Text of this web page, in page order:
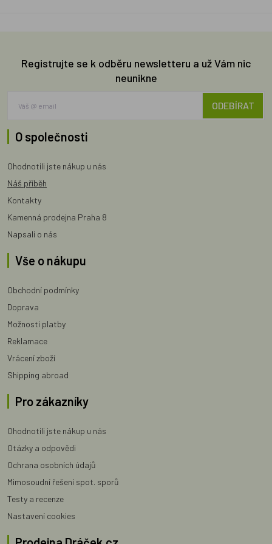
Registrujte se k odběru newsletteru a už Vám nic
neunikne
ODEBÍRAT
O společnosti
Ohodnotili jste nákup u nás
Náš příběh
Kontakty
Kamenná prodejna Praha 8
Napsali o nás
Vše o nákupu
Obchodní podmínky
Doprava
Možnosti platby
Reklamace
Vrácení zboží
Shipping abroad
Pro zákazníky
Ohodnotili jste nákup u nás
Otázky a odpovědi
Ochrana osobních údajů
Mimosoudní řešení spot. sporů
Testy a recenze
Nastavení cookies